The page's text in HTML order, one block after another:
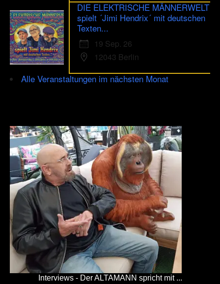
DIE ELEKTRISCHE MÄNNERWELT
spielt ´Jimi Hendrix´ mit deutschen
Texten...
19 Sep. 26
12043 Berlin
Alle Veranstaltungen im nächsten Monat
Interviews - Der ALTAMANN spricht mit ...